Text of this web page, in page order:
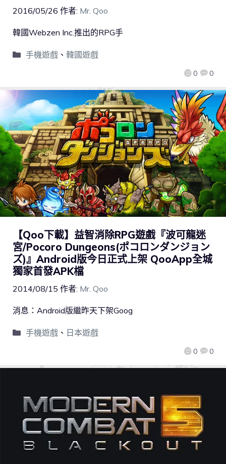
2016/05/26 作者: Mr. Qoo
0 0
韓國Webzen Inc.推出的RPG手
手機遊戲、 韓國遊戲
【Qoo下載】益智消除RPG遊戲『波可龍迷
宮/Pocoro Dungeons(ポコロンダンジョン
ズ)』Android版今日正式上架 QooApp全城
獨家首發APK檔
2014/08/15 作者: Mr. Qoo
0 0
消息：Android版繼昨天下架Goog
手機遊戲、 日本遊戲